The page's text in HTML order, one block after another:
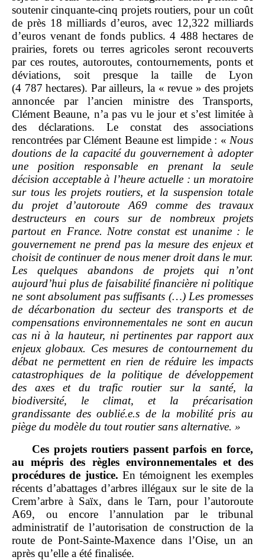
soutenir cinquante‑cinq projets routiers, pour un coût
de près 18 milliards d’euros, avec 12,322 milliards
d’euros venant de fonds publics. 4 488 hectares de
prairies, forets ou terres agricoles seront recouverts
par ces routes, autoroutes, contournements, ponts et
déviations, soit presque la taille de Lyon
(4 787 hectares). Par ailleurs, la « revue » des projets
annoncée par l’ancien ministre des Transports,
Clément Beaune, n’a pas vu le jour et s’est limitée à
des déclarations. Le constat des associations
rencontrées par Clément Beaune est limpide : « Nous
doutions de la capacité du gouvernement à adopter
une position responsable en prenant la seule
décision acceptable à l’heure actuelle : un moratoire
sur tous les projets routiers, et la suspension totale
du projet d’autoroute A69
comme des travaux
destructeurs en cours sur de nombreux projets
partout en France. Notre constat est unanime : le
gouvernement ne prend pas la mesure des enjeux et
choisit de continuer de nous mener droit dans le mur.
Les quelques abandons de projets qui n’ont
aujourd’hui plus de faisabilité financière ni politique
ne sont absolument pas suffisants (…) Les promesses
de décarbonation du secteur des transports et de
compensations environnementales ne sont en aucun
cas ni à la hauteur, ni pertinentes par rapport aux
enjeux globaux. Ces mesures de contournement du
débat ne permettent en rien de réduire les impacts
catastrophiques de la politique de développement
des axes et du trafic routier sur la santé, la
biodiversité, le climat, et la précarisation
grandissante des oublié.e.s de la mobilité pris au
piège du modèle du tout routier sans alternative. »
Ces projets routiers passent parfois en force,
au mépris des règles environnementales et des
procédures de justice. En témoignent les exemples
récents d’abattages d’arbres illégaux sur le site de la
Crem’arbre à Saïx, dans le Tarn, pour l’autoroute
A69, ou encore l’annulation par le tribunal
administratif de l’autorisation de construction de la
route de Pont‑Sainte‑Maxence dans l’Oise, un an
après qu’elle a été finalisée.